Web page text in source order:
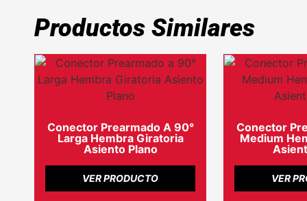
Productos Similares
Conector Prearmado A 90°
Larga Hembra Giratoria
Asiento Plano
VER PRODUCTO
Conector
Medium
VER